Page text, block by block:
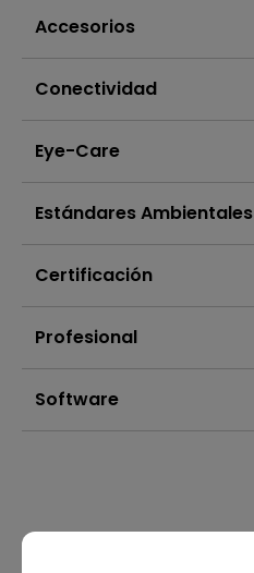
Accesorios
Conectividad
Eye-Care
Estándares Ambientales
Certificación
Profesional
Software